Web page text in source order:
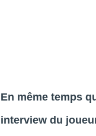
En même temps
interview du